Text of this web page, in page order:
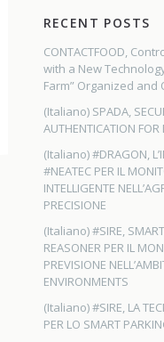
RECENT POSTS
CONTACTFOOD,
with a New
Farm” Organized and
(Italiano) SPADA,
AUTHENTICATION FOR
(Italiano) #DRAGON,
#NEATEC PER IL
INTELLIGENTE
PRECISIONE
(Italiano) #SIRE,
REASONER PER IL
PREVISIONE
ENVIRONMENTS
(Italiano) #SIRE, LA
PER LO SMART